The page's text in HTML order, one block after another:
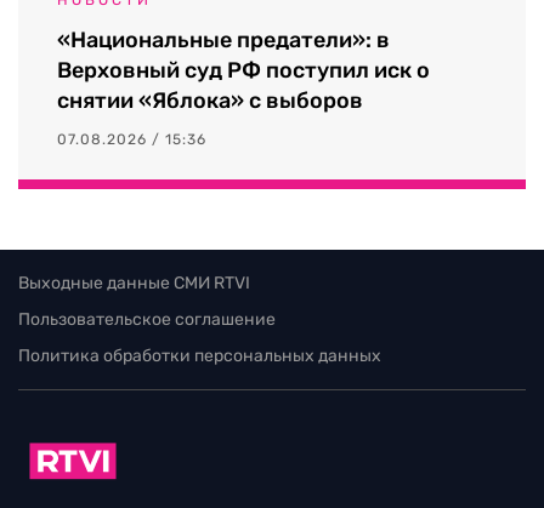
«Национальные предатели»: в
Верховный суд РФ поступил иск о
снятии «Яблока» с выборов
07.08.2026 / 15:36
Выходные данные СМИ RTVI
Пользовательское соглашение
Политика обработки персональных данных